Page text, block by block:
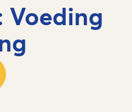
Voeding